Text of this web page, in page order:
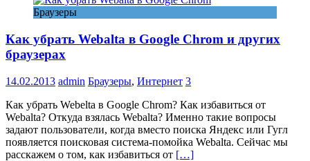
Браузеры
Как убрать Webalta в Google Chrom и других
браузерах
14.02.2013 admin Браузеры, Интернет 3
Как убрать Webelta в Google Chrom? Как избавиться от
Webalta? Откуда взялась Webalta? Именно такие вопросы
задают пользователи, когда вместо поиска Яндекс или Гугл
появляется поисковая система-помойка Webalta. Сейчас мы
расскажем о том, как избавиться от […]